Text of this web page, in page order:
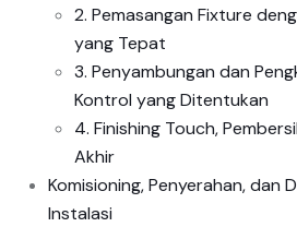
2. Pemasangan Fixture
yang Tepat
3. Penyambungan dan
Kontrol yang Ditentukan
4. Finishing Touch,
Akhir
Komisioning, Penyerahan, dan
Instalasi